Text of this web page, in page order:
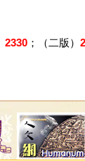
2330；（二版）